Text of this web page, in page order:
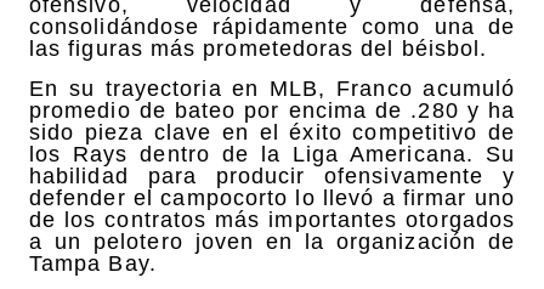
ofensivo, velocidad y defensa,
consolidándose rápidamente como una de
las figuras más prometedoras del béisbol.
En su trayectoria en MLB, Franco acumuló
promedio de bateo por encima de .280 y ha
sido pieza clave en el éxito competitivo de
los Rays dentro de la Liga Americana. Su
habilidad para producir ofensivamente y
defender el campocorto lo llevó a firmar uno
de los contratos más importantes otorgados
a un pelotero joven en la organización de
Tampa Bay.